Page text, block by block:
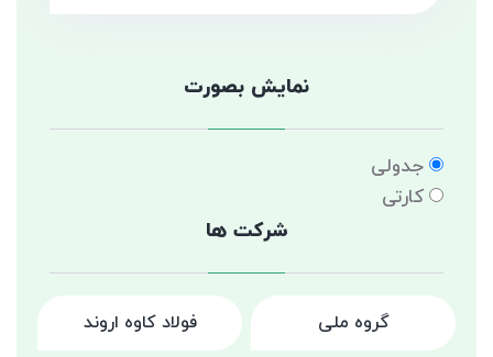
نمایش بصورت
جدولی
کارتی
شرکت ها
گروه ملی فولاد کاوه اروند